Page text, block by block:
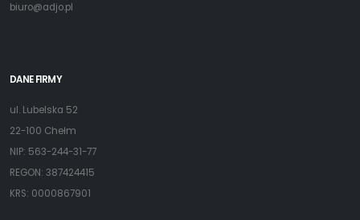
biuro@adjo.pl
DANE FIRMY
ul. Lubelska 52
22-100 Chełm
NIP: 563-244-31-77
REGON: 387424415
KRS: 0000867901